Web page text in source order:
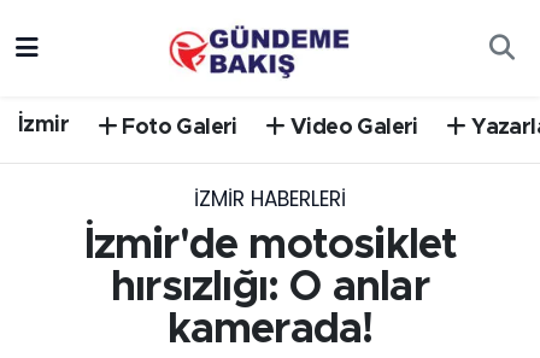
İzmir Foto Galeri Video Galeri
İZMIR HABERLERI
İzmir'de motosiklet
hırsızlığı: O anlar
kamerada!
DÜNYA
Trafik Durumu
Süper Lig Puan Durumu ve Fikstür
Tüm Manşetler